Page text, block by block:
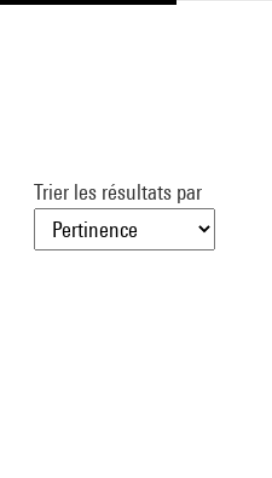
Trier les résultats par